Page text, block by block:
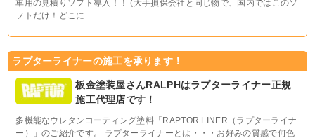
車用の見積りソフト導入！！ (大手損保会社と同じ物で、国内ではこのソ
フトだけ！どこに
ラプターライナーの施工を承ります！
板金塗装屋さんRALPHはラプターライナー正規
施工代理店です！
多機能なウレタンコーティング塗料「RAPTOR LINER（ラプターライナ
ー）」のご紹介です。 ラプターライナーとは・・・お好みの質感で何色